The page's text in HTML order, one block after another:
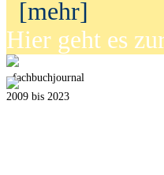
[mehr]
Hier geht es
fachbuchjournal
2009 bis 2023